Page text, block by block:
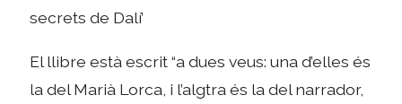
secrets de Dalí’
El llibre està escrit “a dues veus: una d’elles és
la del Marià Lorca, i l’algtra és la del narrador,